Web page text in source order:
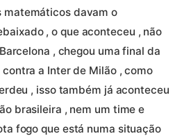
matemáticos davam o
, o que aconteceu , não
, chegou uma final da
a Inter de Milão , como
, isso também já aconteceu
brasileira , nem um time e
fogo que está numa situação